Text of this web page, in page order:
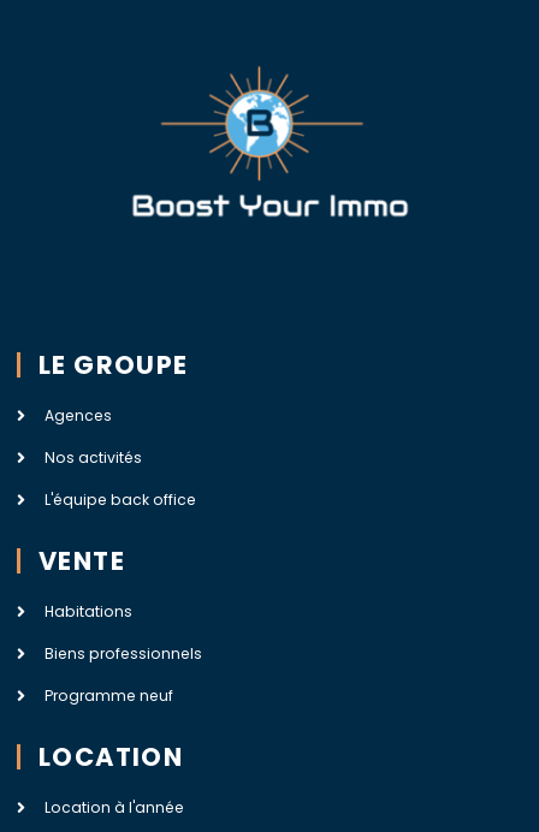
LE GROUPE
Agences
Nos activités
L'équipe back office
VENTE
Habitations
Biens professionnels
Programme neuf
LOCATION
Location à l'année